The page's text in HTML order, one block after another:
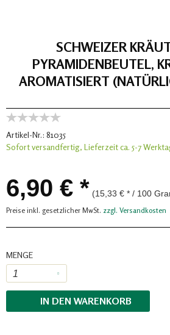
SCHWEIZER
PYRAMIDENBEUTEL,
AROMATISIERT
Artikel-Nr.: 81035
Sofort versandfertig, Lieferzeit ca. 5-7
6,90 € * (15,33 € * / 100
Preise inkl. gesetzlicher MwSt. zzgl. Versandkosten
MENGE
IN DEN WARENKORB